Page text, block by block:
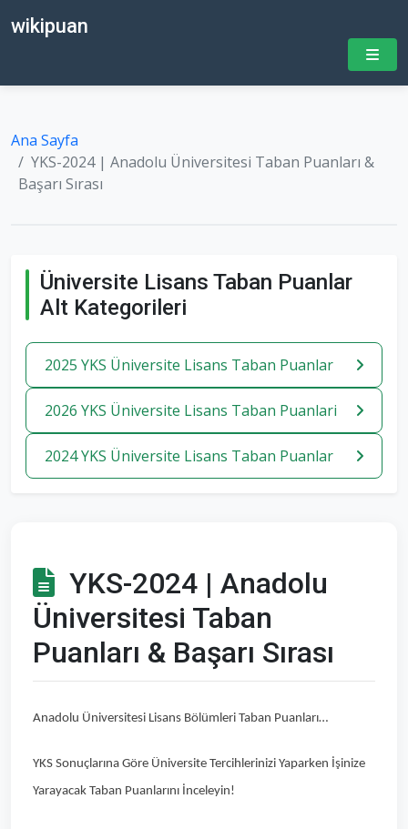
wikipuan
Ana Sayfa
YKS-2024 | Anadolu Üniversitesi Taban Puanları &
Başarı Sırası
Üniversite Lisans Taban Puanlar
Alt Kategorileri
2025 YKS Üniversite Lisans Taban Puanlar
2026 YKS Üniversite Lisans Taban Puanlari
2024 YKS Üniversite Lisans Taban Puanlar
YKS-2024 | Anadolu
Üniversitesi Taban
Puanları & Başarı Sırası
Anadolu Üniversitesi Lisans Bölümleri Taban Puanları…
YKS Sonuçlarına Göre Üniversite Tercihlerinizi Yaparken İşinize
Yarayacak Taban Puanlarını İnceleyin!